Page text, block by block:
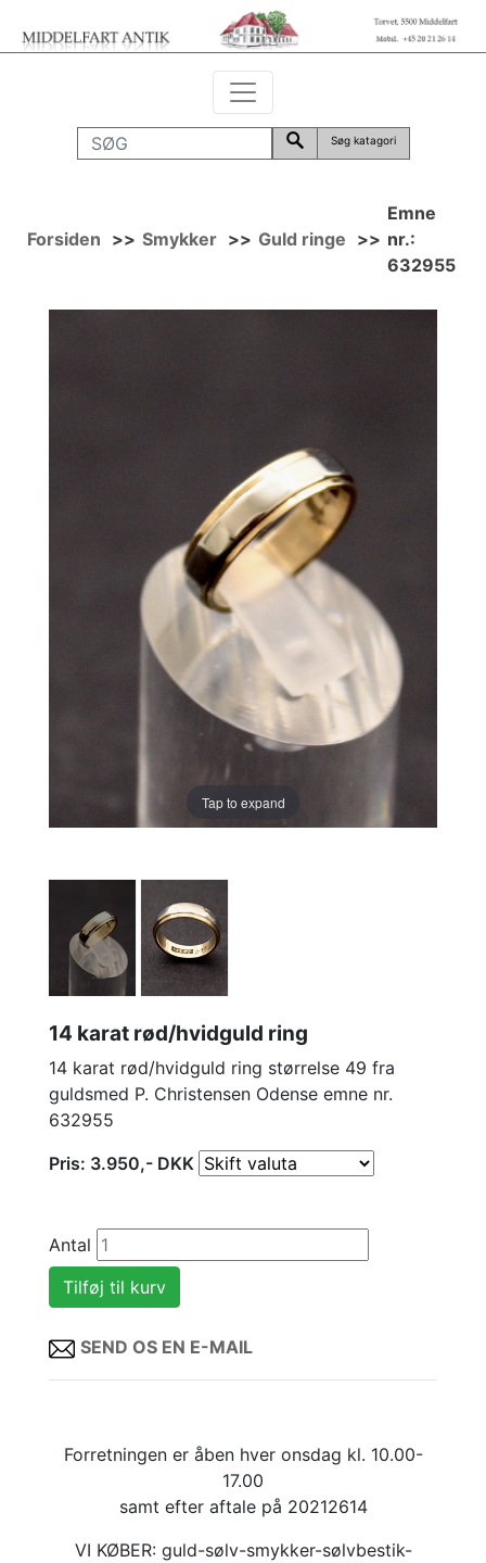
Søg katagori
Forsiden >> Smykker >> Guld ringe >>
Emne
nr.:
632955
Tap to expand
14 karat rød/hvidguld ring
14 karat rød/hvidguld ring størrelse 49 fra
guldsmed P. Christensen Odense emne nr.
632955
Pris: 3.950,- DKK
Antal
SEND OS EN E-MAIL
Forretningen er åben hver onsdag kl. 10.00-
17.00
samt efter aftale på 20212614
VI KØBER: guld-sølv-smykker-sølvbestik-